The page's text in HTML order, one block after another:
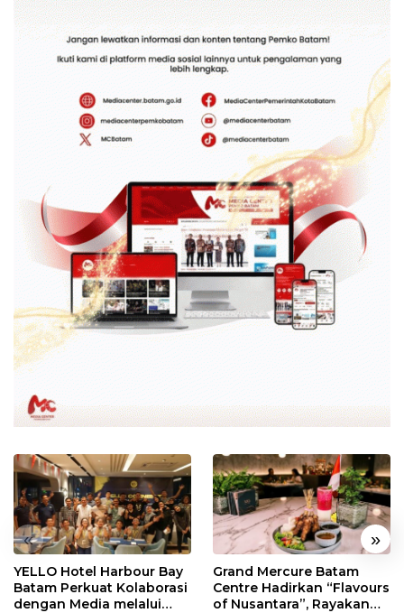
« »
YELLO Hotel Harbour Bay
Batam Perkuat Kolaborasi
dengan Media melalui
Grand Mercure Batam
Centre Hadirkan “Flavours
of Nusantara”, Rayakan